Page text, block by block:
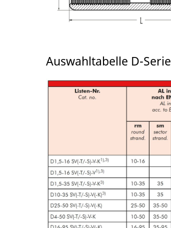
Auswahltabelle D-Serie